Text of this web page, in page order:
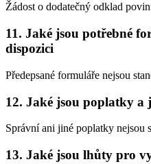
Žádost o dodatečný odklad
11. Jaké jsou potřebné
dispozici
Předepsané formuláře nejsou
12. Jaké jsou poplatky a
Správní ani jiné poplatky nejsou
13. Jaké jsou lhůty pro